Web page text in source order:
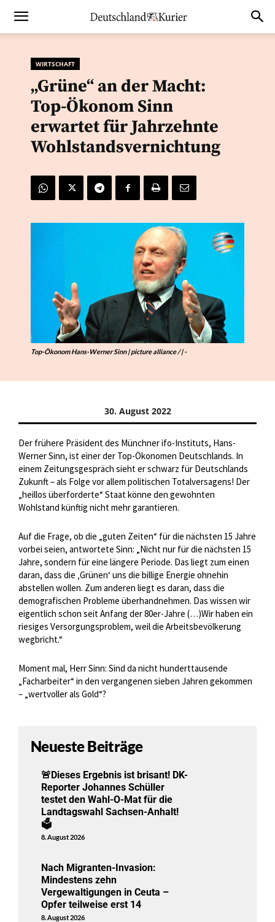
WIRTSCHAFT
„Grüne“ an der Macht:
Top-Ökonom Sinn
erwartet für Jahrzehnte
Wohlstandsvernichtung
Top-Ökonom Hans-Werner Sinn | picture alliance / | -
30. August 2022
Der frühere Präsident des Münchner ifo-Instituts, Hans-
Werner Sinn, ist einer der Top-Ökonomen Deutschlands. In
einem Zeitungsgespräch sieht er schwarz für Deutschlands
Zukunft – als Folge vor allem politischen Totalversagens! Der
„heillos überforderte“ Staat könne den gewohnten
Wohlstand künftig nicht mehr garantieren.
Auf die Frage, ob die „guten Zeiten“ für die nächsten 15 Jahre
vorbei seien, antwortete Sinn: „Nicht nur für die nächsten 15
Jahre, sondern für eine längere Periode. Das liegt zum einen
daran, dass die ‚Grünen‘ uns die billige Energie ohnehin
abstellen wollen. Zum anderen liegt es daran, dass die
demografischen Probleme überhandnehmen. Das wissen wir
eigentlich schon seit Anfang der 80er-Jahre (…)Wir haben ein
riesiges Versorgungsproblem, weil die Arbeitsbevölkerung
wegbricht.“
Moment mal, Herr Sinn: Sind da nicht hunderttausende
„Facharbeiter“ in den vergangenen sieben Jahren gekommen
– „wertvoller als Gold“?
Neueste Beiträge
🚨Dieses Ergebnis ist brisant! DK-
Reporter Johannes Schüller
testet den Wahl-O-Mat für die
Landtagswahl Sachsen-Anhalt!
🗳️
8. August 2026
Nach Migranten-Invasion:
Mindestens zehn
Vergewaltigungen in Ceuta –
Opfer teilweise erst 14
8. August 2026